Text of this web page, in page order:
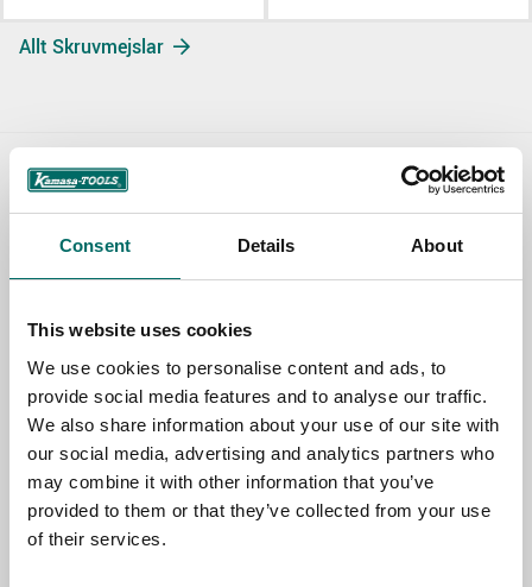
Consent Details About
This website uses cookies
We use cookies to personalise content and ads, to
provide social media features and to analyse our traffic.
We also share information about your use of our site with
our social media, advertising and analytics partners who
may combine it with other information that you’ve
provided to them or that they’ve collected from your use
of their services.
Allt Skruvmejslar
Contact us
NAME
EMAIL
SELECT COUNTRY